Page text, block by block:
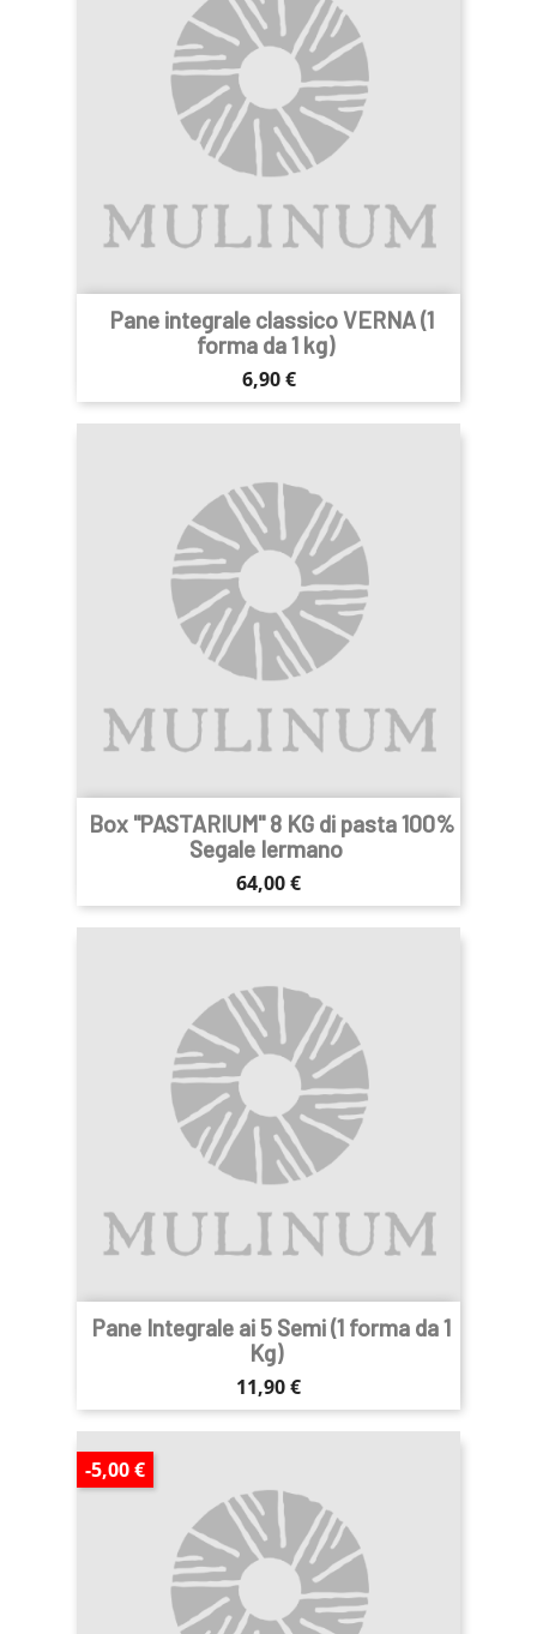
Pane integrale classico VERNA (1
forma da 1 kg)
Prezzo
6,90 €
Box "PASTARIUM" 8 KG di pasta 100%
Segale Iermano
Prezzo
64,00 €
Pane Integrale ai 5 Semi (1 forma da 1
Kg)
Prezzo
11,90 €
-5,00 €